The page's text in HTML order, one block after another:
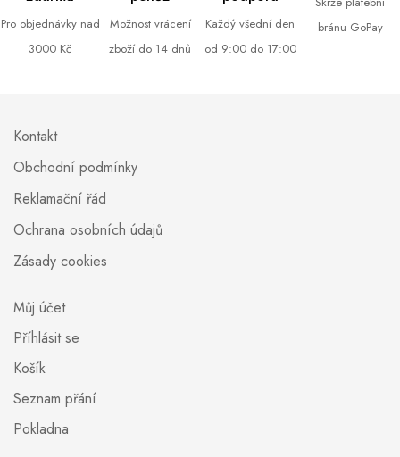
Pro objednávky nad
3000 Kč
Možnost vrácení
zboží do 14 dnů
Každý všední den
od 9:00 do 17:00
bránu GoPay
Kontakt
Obchodní podmínky
Reklamační řád
Ochrana osobních údajů
Zásady cookies
Můj účet
Příhlásit se
Košík
Seznam přání
Pokladna